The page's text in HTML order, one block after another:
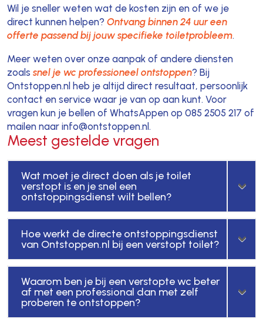
Wil je sneller weten wat de kosten zijn en of we je
direct kunnen helpen? Ontvang binnen 24 uur een
offerte passend bij jouw specifieke toiletprobleem.
Meer weten over onze aanpak of andere diensten
zoals snel je wc professioneel ontstoppen? Bij
Ontstoppen.nl heb je altijd direct resultaat, persoonlijk
contact en service waar je van op aan kunt. Voor
vragen kun je bellen of WhatsAppen op 085 2505 217 of
mailen naar info@ontstoppen.nl.
Meest gestelde vragen
Wat moet je direct doen als je toilet
verstopt is en je snel een
ontstoppingsdienst wilt bellen?
Hoe werkt de directe ontstoppingsdienst
van Ontstoppen.nl bij een verstopt toilet?
Waarom ben je bij een verstopte wc beter
af met een professional dan met zelf
proberen te ontstoppen?